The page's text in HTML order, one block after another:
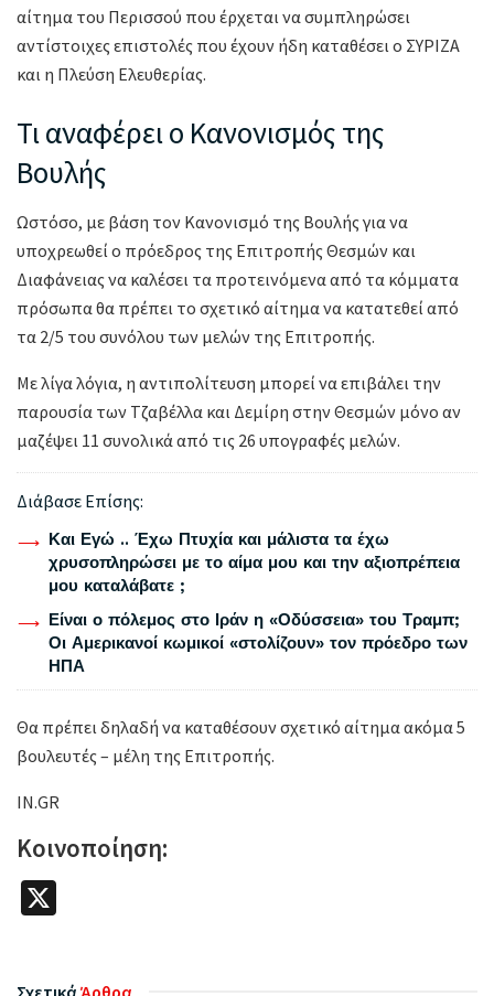
αίτημα του Περισσού που έρχεται να συμπληρώσει
αντίστοιχες επιστολές που έχουν ήδη καταθέσει ο ΣΥΡΙΖΑ
και η Πλεύση Ελευθερίας.
Τι αναφέρει ο Κανονισμός της
Βουλής
Ωστόσο, με βάση τον Κανονισμό της Βουλής για να
υποχρεωθεί ο πρόεδρος της Επιτροπής Θεσμών και
Διαφάνειας να καλέσει τα προτεινόμενα από τα κόμματα
πρόσωπα θα πρέπει το σχετικό αίτημα να κατατεθεί από
τα 2/5 του συνόλου των μελών της Επιτροπής.
Με λίγα λόγια, η αντιπολίτευση μπορεί να επιβάλει την
παρουσία των Τζαβέλλα και Δεμίρη στην Θεσμών μόνο αν
μαζέψει 11 συνολικά από τις 26 υπογραφές μελών.
Διάβασε Επίσης:
Και Εγώ .. Έχω Πτυχία και μάλιστα τα έχω
χρυσοπληρώσει με το αίμα μου και την αξιοπρέπεια
μου καταλάβατε ;
Είναι ο πόλεμος στο Ιράν η «Οδύσσεια» του Τραμπ;
Οι Αμερικανοί κωμικοί «στολίζουν» τον πρόεδρο των
ΗΠΑ
Θα πρέπει δηλαδή να καταθέσουν σχετικό αίτημα ακόμα 5
βουλευτές – μέλη της Επιτροπής.
IN.GR
Κοινοποίηση:
ΣχετικάΆρθρα